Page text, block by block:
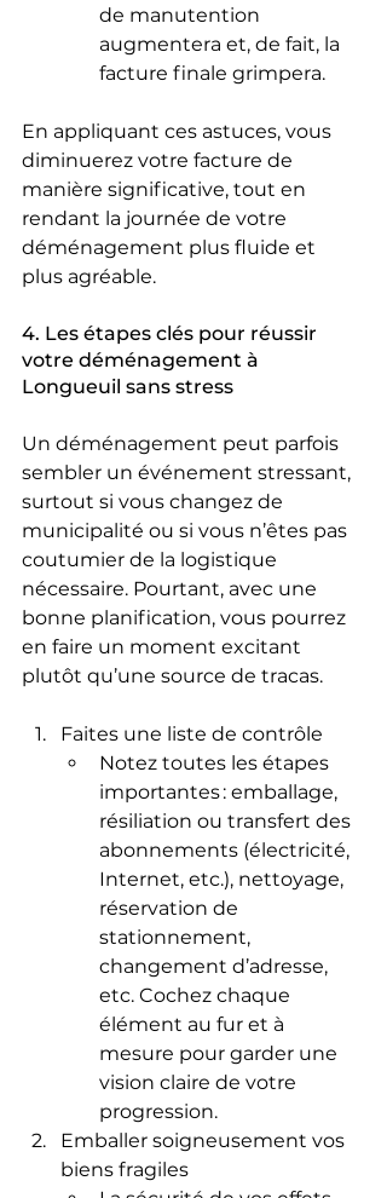
de manutention
augmentera et, de fait, la
facture finale grimpera.
En appliquant ces astuces, vous
diminuerez votre facture de
manière significative, tout en
rendant la journée de votre
déménagement plus fluide et
plus agréable.
4. Les étapes clés pour réussir
votre déménagement à
Longueuil sans stress
Un déménagement peut parfois
sembler un événement stressant,
surtout si vous changez de
municipalité ou si vous n’êtes pas
coutumier de la logistique
nécessaire. Pourtant, avec une
bonne planification, vous pourrez
en faire un moment excitant
plutôt qu’une source de tracas.
Faites une liste de contrôle
Notez toutes les étapes
importantes : emballage,
résiliation ou transfert des
abonnements (électricité,
Internet, etc.), nettoyage,
réservation de
stationnement,
changement d’adresse,
etc. Cochez chaque
élément au fur et à
mesure pour garder une
vision claire de votre
progression.
Emballer soigneusement vos
biens fragiles